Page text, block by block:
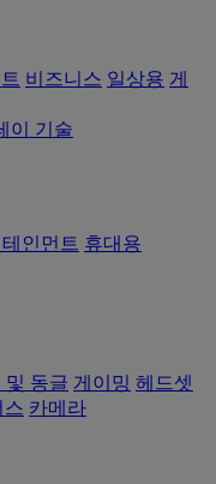
비즈니스 일상용 게
이 기술
인먼트 휴대용
및 동글 게이밍 헤드셋
스 카메라